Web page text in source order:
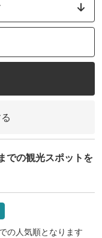
での観光スポットを
の人気順となります